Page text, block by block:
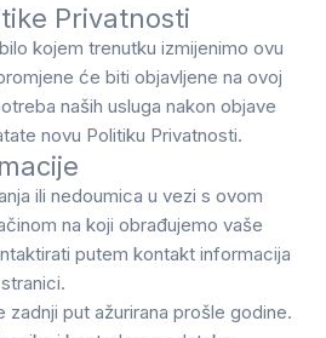
Privatnosti
kojem trenutku izmijenimo ovu
će biti objavljene na ovoj
naših usluga nakon objave
novu Politiku Privatnosti.
ili nedoumica u vezi s ovom
na koji obrađujemo vaše
putem kontakt informacija
zadnji put ažurirana prošle godine.